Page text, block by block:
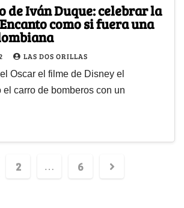
de Iván Duque: celebrar la
como si fuera una
LAS DOS ORILLAS
Oscar el filme de Disney el
el carro de bomberos con un
2 … 6